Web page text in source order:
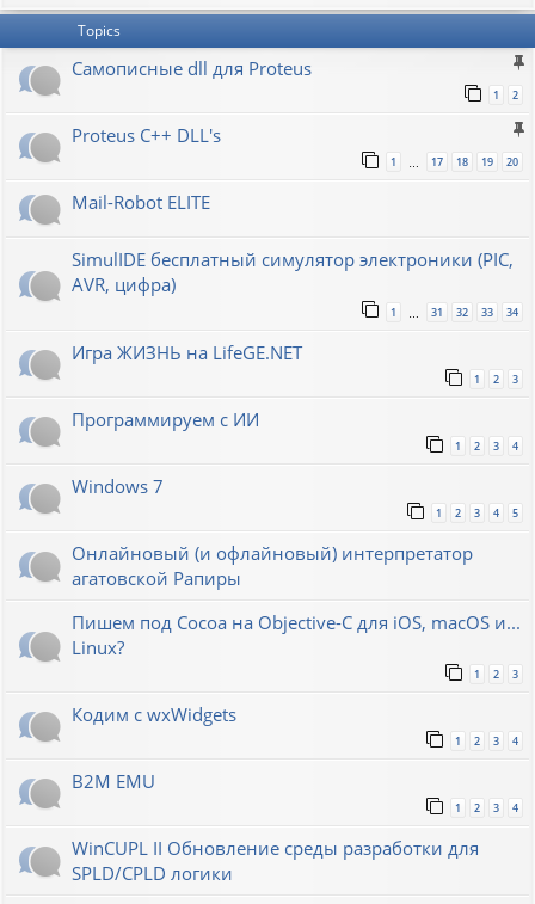
Topics
Самописные dll для Proteus
1 2
Proteus C++ DLL's
1 … 17 18 19 20
Mail-Robot ELITE
SimulIDE бесплатный симулятор электроники (PIC,
AVR, цифра)
1 31 32 33 34
Игра ЖИЗНЬ на LifeGE.NET
1 2 3
Программируем с ИИ
1 2 3 4
Windows 7
1 2 3 4 5
Онлайновый (и офлайновый) интерпретатор
агатовской Рапиры
Пишем под Cocoa на Objective-C для iOS, macOS и...
Linux?
1 2 3
Кодим с wxWidgets
1 2 3 4
B2M EMU
1 2 3 4
WinCUPL II Обновление среды разработки для
SPLD/CPLD логики